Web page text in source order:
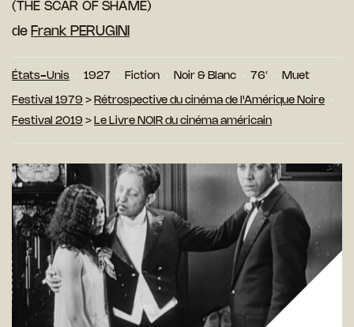
(THE SCAR OF SHAME)
de Frank PERUGINI
États-Unis 1927 Fiction Noir & Blanc 76′ Muet
Festival 1979 > Rétrospective du cinéma de l'Amérique Noire
Festival 2019 > Le Livre NOIR du cinéma américain